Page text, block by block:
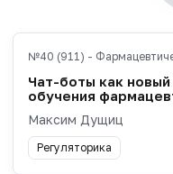
№40 (911) -
Чат-боты как
обучения
Максим Дущиц
Регуляторика